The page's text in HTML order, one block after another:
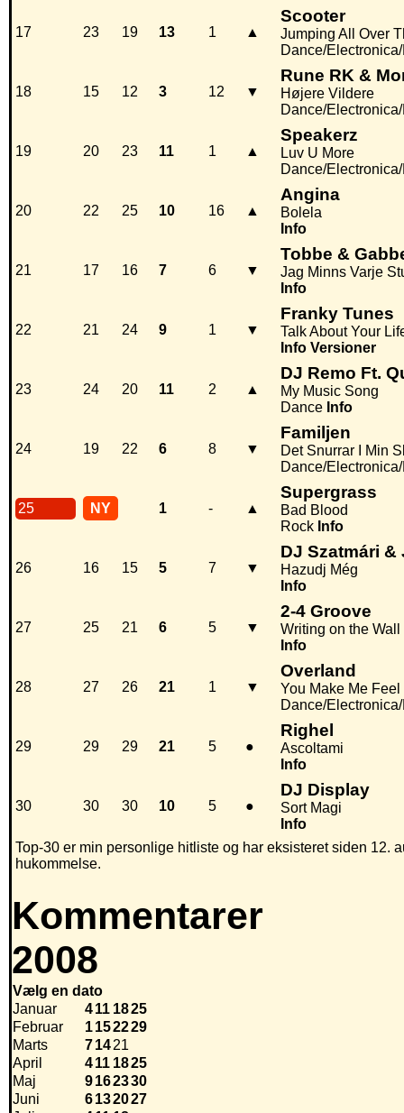
17 23 19 13 1 ▲
Scooter
Jumping All Over
Dance/
18 15 12 3 12 ▼
Rune RK &
Højere Vildere
Dance/
19 20 23 11 1 ▲
Speakerz
Luv U More
Dance/
20 22 25 10 16 ▲
Angina
Bolela
Info
21 17 16 7 6 ▼
Tobbe &
Jag Minns Varje
Info
22 21 24 9 1 ▼
Franky Tunes
Talk About Your
Info Versioner
23 24 20 11 2 ▲
DJ Remo Ft.
My Music Song
Dance Info
24 19 22 6 8 ▼
Familjen
Det Snurrar I Min
Dance/
25 NY 1 - ▲
Supergrass
Bad Blood
Rock Info
26 16 15 5 7 ▼
DJ Szatmári &
Hazudj Még
Info
27 25 21 6 5 ▼
2-4 Groove
Writing on the
Info
28 27 26 21 1 ▼
Overland
You Make Me Feel
Dance/
29 29 29 21 5 ●
Righel
Ascoltami
Info
30 30 30 10 5 ●
DJ Display
Sort Magi
Info
Top-30 er min personlige hitliste og har eksisteret siden 12.
hukommelse.
Kommentarer
2008
Vælg en dato
Januar
411 1825
Februar
1152229
Marts
71421
April
411 1825
Maj
9162330
Juni
6132027